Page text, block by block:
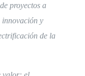
proyectos a
innovación y
de la